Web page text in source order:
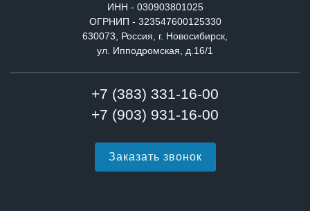
ИНН - 030903801025
ОГРНИП - 323547600125330
630073, Россия, г. Новосибирск,
ул. Ипподромская, д.16/1
+7 (383) 331-16-00
+7 (903) 931-16-00
Заказать звонок